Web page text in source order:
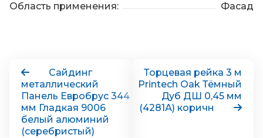
Область применения:
Фасад
Сайдинг
металлический
Панель Евробрус 344
мм Гладкая 9006
белый алюминий
(серебристый)
Торцевая рейка 3 м
Printech Oak Тёмный
Дуб ДШ 0,45 мм
(4281А) коричн